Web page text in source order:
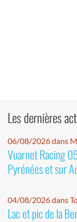
Les dernières
06/08/2026 dans
Vuarnet Racing
Pyrénées et sur
04/08/2026 dans
Lac et pic de la